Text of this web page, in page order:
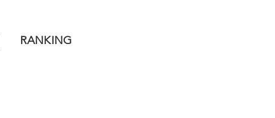
RANKING